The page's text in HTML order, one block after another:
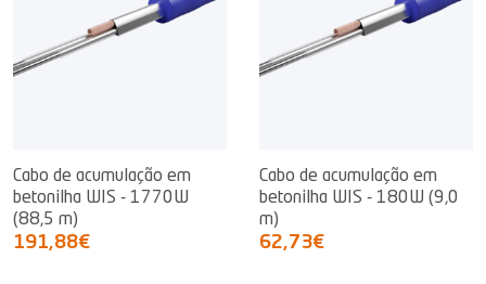
Cabo de acumulação em
betonilha WIS - 1770W
(88,5 m)
191,88€
Cabo de acumulação em
betonilha WIS - 180W (9,0
m)
62,73€